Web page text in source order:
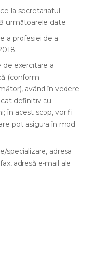
la secretariatul
următoarele date:
a profesiei de a
de exercitare a
(conform
având în vedere
definitiv cu
în acest scop, vor fi
pot asigura în mod
specializare, adresa
adresă e-mail ale